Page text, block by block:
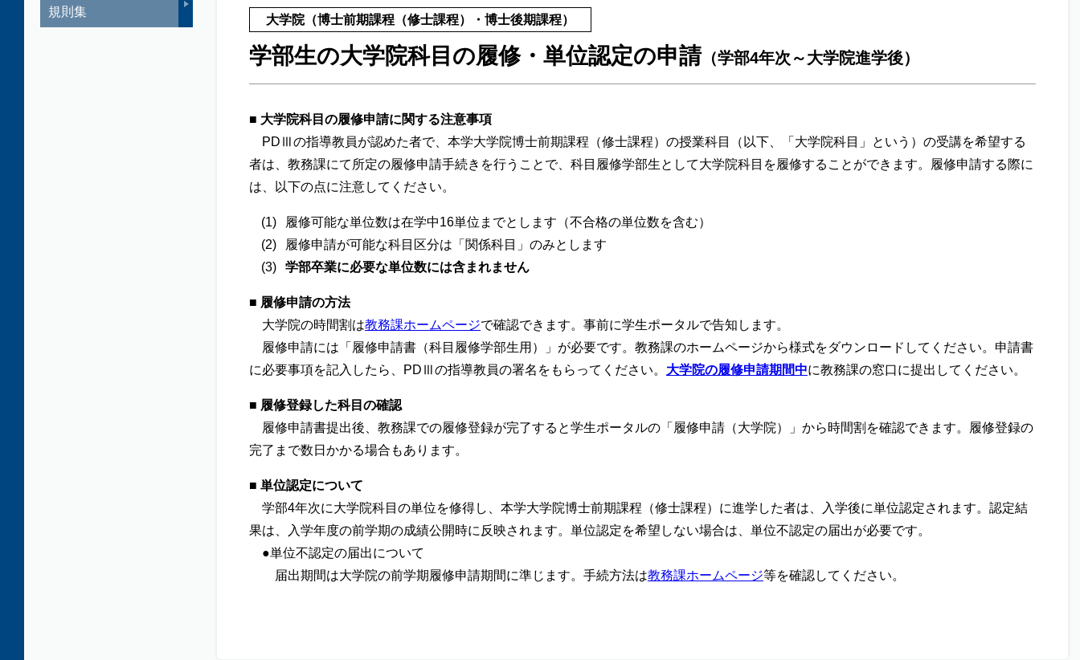
大学院（博士前期課程（修士課程）・博士後期課程）
学部生の大学院科目の履修・単位認定の申請（学部4年次～大学院進学後）
■ 大学院科目の履修申請に関する注意事項
PDⅢの指導教員が認めた者で、本学大学院博士前期課程（修士課程）の授業科目（以下、「大学院科目」という）の受講を希望する
者は、教務課にて所定の履修申請手続きを行うことで、科目履修学部生として大学院科目を履修することができます。履修申請する際に
は、以下の点に注意してください。
履修可能な単位数は在学中16単位までとします（不合格の単位数を含む）
履修申請が可能な科目区分は「関係科目」のみとします
学部卒業に必要な単位数には含まれません
■ 履修申請の方法
大学院の時間割は教務課ホームページで確認できます。事前に学生ポータルで告知します。
履修申請には「履修申請書（科目履修学部生用）」が必要です。教務課のホームページから様式をダウンロードしてください。申請書
に必要事項を記入したら、PDⅢの指導教員の署名をもらってください。 大学院の履修申請期間中に教務課の窓口に提出してください。
■ 履修登録した科目の確認
履修申請書提出後、教務課での履修登録が完了すると学生ポータルの「履修申請（大学院）」から時間割を確認できます。履修登録の
完了まで数日かかる場合もあります。
■ 単位認定について
学部4年次に大学院科目の単位を修得し、本学大学院博士前期課程（修士課程）に進学した者は、入学後に単位認定されます。認定結
果は、入学年度の前学期の成績公開時に反映されます。単位認定を希望しない場合は、単位不認定の届出が必要です。
●単位不認定の届出について
届出期間は大学院の前学期履修申請期間に準じます。手続方法は教務課ホームページ等を確認してください。
規則集